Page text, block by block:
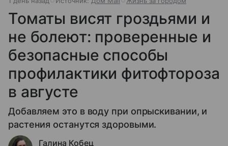
Томаты висят гроздьями и
не болеют: проверенные и
безопасные способы
профилактики фитофтороза
в августе
Добавляем это в воду при опрыскивании, и
растения останутся здоровыми.
Галина Кобец